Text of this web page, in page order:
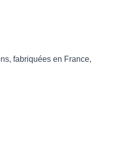
fabriquées en France,